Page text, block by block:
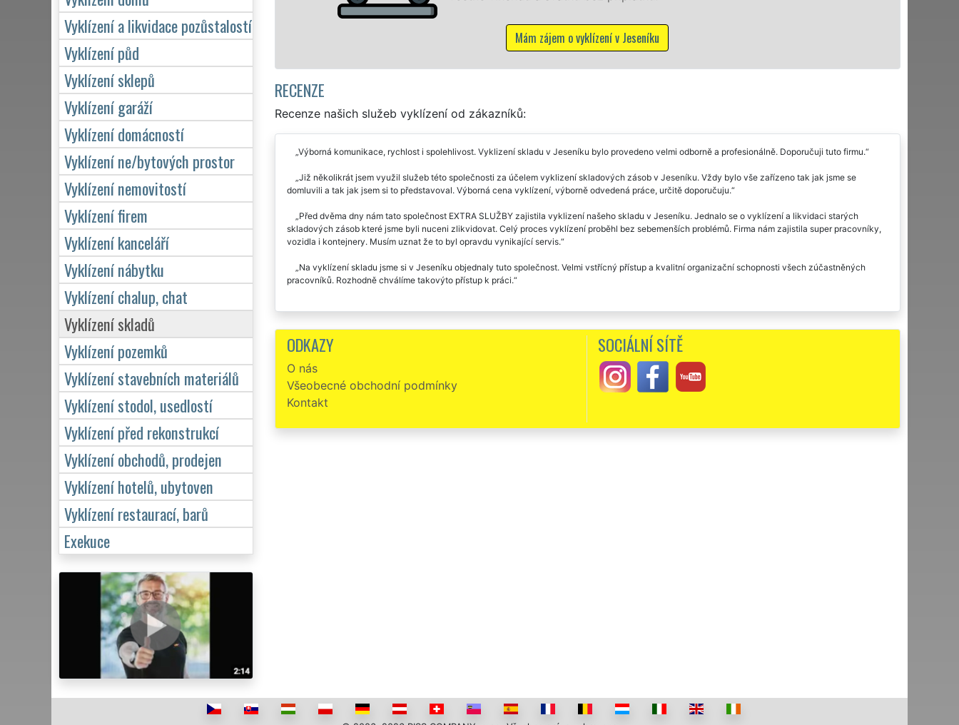
Mám zájem o vyklízení v Jeseníku
RECENZE
Recenze našich služeb vyklízení od zákazníků:
Výborná komunikace, rychlost i spolehlivost. Vyklizení skladu v Jeseníku bylo provedeno velmi odborně a profesionálně. Doporučuji tuto firmu.
Již několikrát jsem využil služeb této společnosti za účelem vyklizení skladových zásob v Jeseníku. Vždy bylo vše zařízeno tak jak jsme se
domluvili a tak jak jsem si to představoval. Výborná cena vyklízení, výborně odvedená práce, určitě doporučuju.
Před dvěma dny nám tato společnost EXTRA SLUŽBY zajistila vyklizení našeho skladu v Jeseníku. Jednalo se o vyklízení a likvidaci starých
skladových zásob které jsme byli nuceni zlikvidovat. Celý proces vyklízení proběhl bez sebemenších problémů. Firma nám zajistila super pracovníky,
vozidla i kontejnery. Musím uznat že to byl opravdu vynikající servis.
Na vyklízení skladu jsme si v Jeseníku objednaly tuto společnost. Velmi vstřícný přístup a kvalitní organizační schopnosti všech zúčastněných
pracovníků. Rozhodně chválíme takovýto přístup k práci.
ODKAZY
O nás
Všeobecné obchodní podmínky
Kontakt
SOCIÁLNÍ SÍTĚ
Vyklízení a likvidace pozůstalostí
Vyklízení půd
Vyklízení sklepů
Vyklízení garáží
Vyklízení domácností
Vyklízení ne/bytových prostor
Vyklízení nemovitostí
Vyklízení firem
Vyklízení kanceláří
Vyklízení nábytku
Vyklízení chalup, chat
Vyklízení skladů
Vyklízení pozemků
Vyklízení stavebních materiálů
Vyklízení stodol, usedlostí
Vyklízení před rekonstrukcí
Vyklízení obchodů, prodejen
Vyklízení hotelů, ubytoven
Vyklízení restaurací, barů
Exekuce